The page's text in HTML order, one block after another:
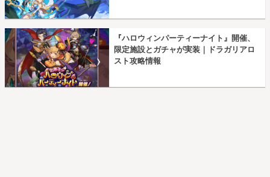
『ハロウィンパーティーナイト』開催、
限定施設とガチャが実装｜ドラガリアロ
スト攻略情報